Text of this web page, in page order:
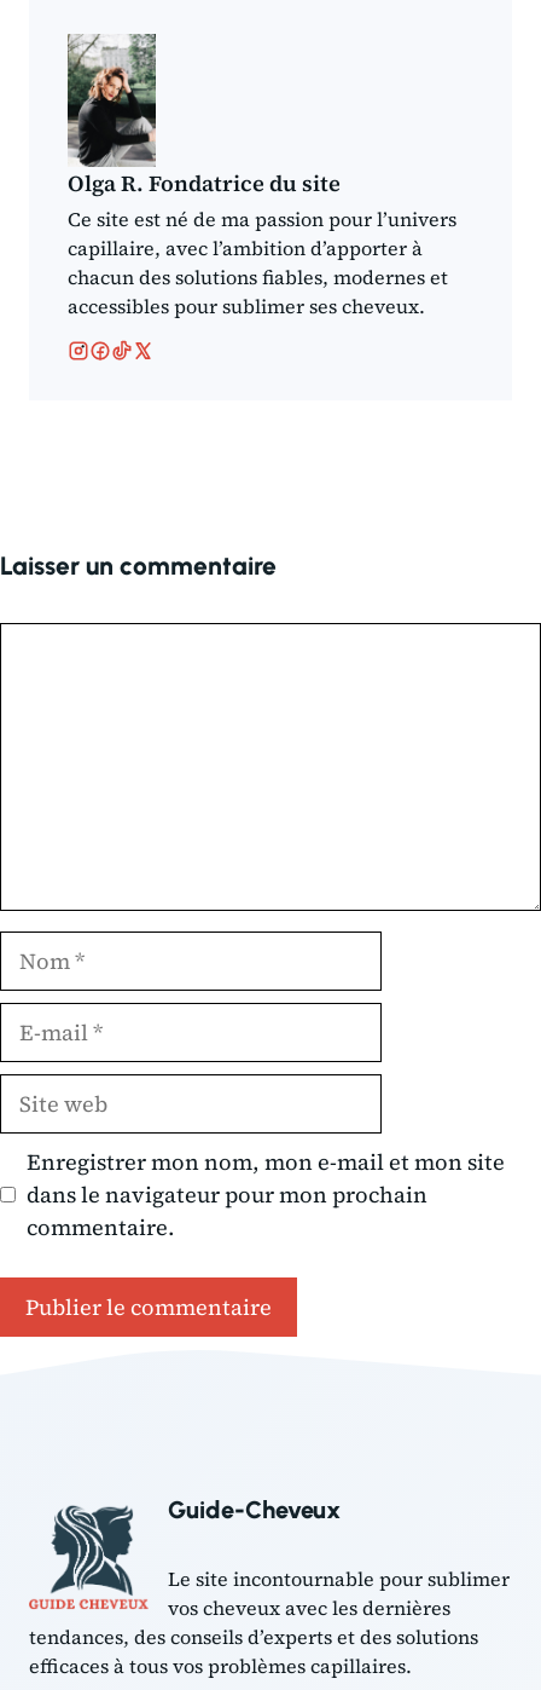
Olga R. Fondatrice du site
Ce site est né de ma passion pour l’univers
capillaire, avec l’ambition d’apporter à
chacun des solutions fiables, modernes et
accessibles pour sublimer ses cheveux.
Laisser un commentaire
Nom
E-
Site
web
Enregistrer mon nom, mon e-mail et mon site
dans le navigateur pour mon prochain
commentaire.
Guide-Cheveux
Le site incontournable pour sublimer
vos cheveux avec les dernières
tendances, des conseils d’experts et des solutions
efficaces à tous vos problèmes capillaires.